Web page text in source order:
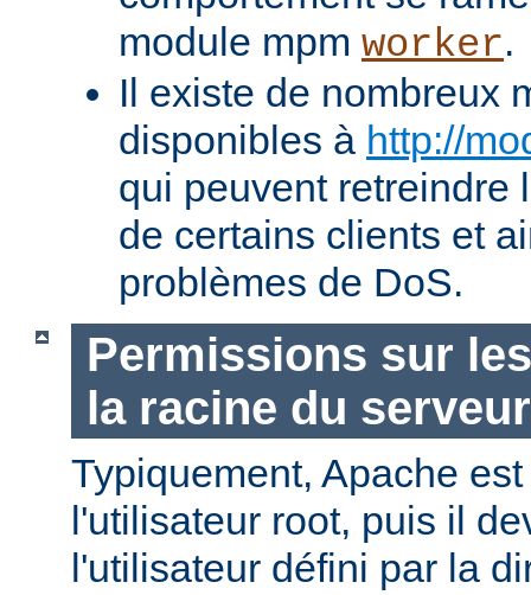
module mpm worker.
Il existe de nombreux
disponibles à http://
qui peuvent retreindre
de certains clients et
problèmes de DoS.
Permissions sur
la racine du serveur
Typiquement, Apache
l'utilisateur root, puis il
l'utilisateur défini par la